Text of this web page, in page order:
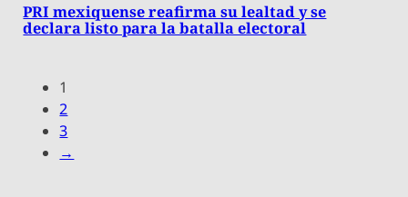
PRI mexiquense reafirma su lealtad y se
declara listo para la batalla electoral
1
2
3
→